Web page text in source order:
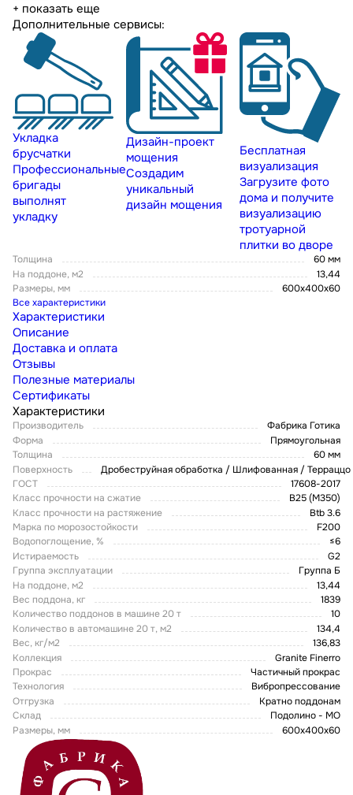
+ показать еще
Дополнительные сервисы:
Укладка
брусчатки
Профессиональные
бригады
выполнят
укладку
Дизайн-проект
мощения
Создадим
уникальный
дизайн мощения
Бесплатная
визуализация
Загрузите фото
дома и получите
визуализацию
тротуарной
плитки во дворе
Толщина
60 мм
На поддоне, м2
13,44
Размеры, мм
600x400x60
Все характеристики
Характеристики
Описание
Доставка и оплата
Отзывы
Полезные материалы
Сертификаты
Характеристики
Производитель
Фабрика Готика
Форма
Прямоугольная
Толщина
60 мм
Поверхность
Дробеструйная обработка / Шлифованная / Терраццо
ГОСТ
17608-2017
Класс прочности на сжатие
В25 (М350)
Класс прочности на растяжение
Btb 3.6
Марка по морозостойкости
F200
Водопоглощение, %
≤6
Истираемость
G2
Группа эксплуатации
Группа Б
На поддоне, м2
13,44
Вес поддона, кг
1839
Количество поддонов в машине 20 т
10
Количество в автомашине 20 т, м2
134,4
Вес, кг/м2
136,83
Коллекция
Granite Finerro
Прокрас
Частичный прокрас
Технология
Вибропрессование
Отгрузка
Кратно поддонам
Склад
Подолино - МО
Размеры, мм
600x400x60